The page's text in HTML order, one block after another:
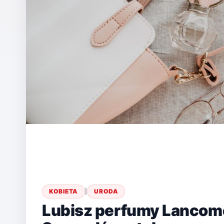
KOBIETA | URODA
Lubisz perfumy